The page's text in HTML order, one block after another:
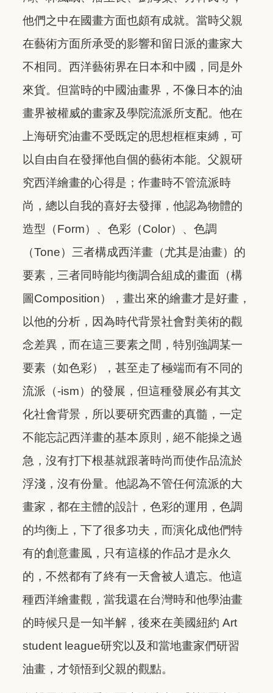
他們之中在國畫方面也頗有成就。當時父親
在藝術方面所承受的影響和留日派的畫家大
不相同。西洋藝術界在日本和中國，同是外
來貨。但當時的中國油畫界，不像日本的油
畫界被權威的畫家及學院流派所支配。他在
上海研究油畫不受既定的思想框框束縛，可
以自由自在發揮他自個的藝術本能。父親研
究西洋繪畫的心得是；作畫時不管流派時
尚，總以自我的喜好去發揮，他認為物體的
造型（Form）、色彩（Color）、色調
（Tone）三者構成西洋畫（尤其是油畫）的
要素，三者同時能均衡調合組成的畫面（構
圖Composition），畫出來的繪畫才是好畫，
以他的分析，因為時代背景社會對美術的觀
念差異，而在這三要素之間，特別強調某一
要素（如色彩），甚至走了極端而有不同的
流派（-ism）的發展，但這種發展必有其文
化社會背景，所以要研究西畫的真髓，一定
不能忘記西洋畫的基本原則，絕不能操之過
急，沒有打下根基就跟著時尚而使作品流於
浮淺，沒有份量。他認為不管任何流派的大
畫家，都在主體的設計，色彩的運用，色調
的均衡上，下了很多功夫，而演化成他們特
有的創意畫風，只有這樣的作品才是永久
的，不然都有了終有一天會被人遺忘。他這
種西洋繪畫觀，當我還在台灣時和他學油畫
的時候只是一知半解，後來在美國紐約 Art
student league研究以及和當地畫家們研習
油畫，才領悟到父親的觀點。